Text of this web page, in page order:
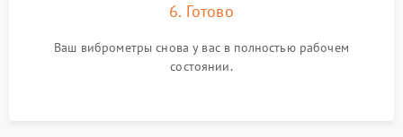
6. Готово
Ваш виброметры снова у вас в полностью рабочем
состоянии.